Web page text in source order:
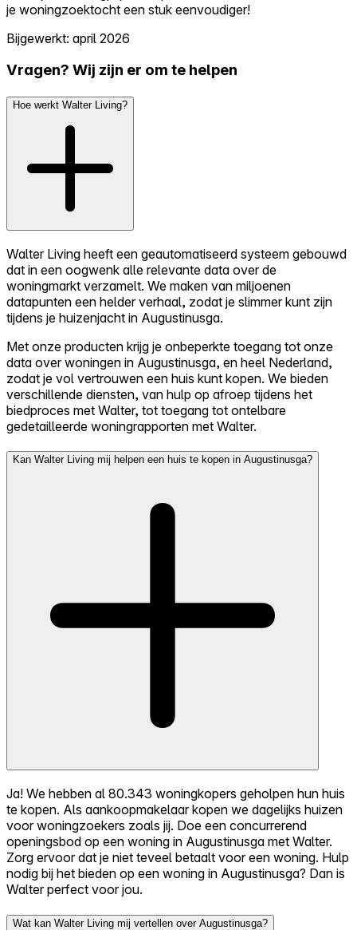
je woningzoektocht een stuk eenvoudiger!
Bijgewerkt: april 2026
Vragen? Wij zijn er om te helpen
Hoe werkt Walter Living?
Walter Living heeft een geautomatiseerd systeem gebouwd
dat in een oogwenk alle relevante data over de
woningmarkt verzamelt. We maken van miljoenen
datapunten een helder verhaal, zodat je slimmer kunt zijn
tijdens je huizenjacht in Augustinusga.
Met onze producten krijg je onbeperkte toegang tot onze
data over woningen in Augustinusga, en heel Nederland,
zodat je vol vertrouwen een huis kunt kopen. We bieden
verschillende diensten, van hulp op afroep tijdens het
biedproces met Walter, tot toegang tot ontelbare
gedetailleerde woningrapporten met Walter.
Kan Walter Living mij helpen een huis te kopen in Augustinusga?
Ja! We hebben al 80.343 woningkopers geholpen hun huis
te kopen. Als aankoopmakelaar kopen we dagelijks huizen
voor woningzoekers zoals jij. Doe een concurrerend
openingsbod op een woning in Augustinusga met Walter.
Zorg ervoor dat je niet teveel betaalt voor een woning. Hulp
nodig bij het bieden op een woning in Augustinusga? Dan is
Walter perfect voor jou.
Wat kan Walter Living mij vertellen over Augustinusga?